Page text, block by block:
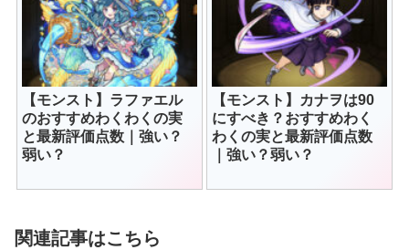
【モンスト】ラファエル
のおすすめわくわくの実
と最新評価点数｜強い？
弱い？
【モンスト】カナヲは90
にすべき？おすすめわく
わくの実と最新評価点数
｜強い？弱い？
関連記事はこちら